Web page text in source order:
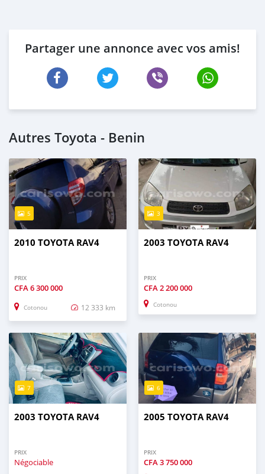
Partager une annonce avec vos amis!
Autres Toyota - Benin
5
2010 TOYOTA RAV4
PRIX
CFA6 300 000
Cotonou 12 333 km
3
2003 TOYOTA RAV4
PRIX
CFA2 200 000
Cotonou
7
2003 TOYOTA RAV4
PRIX
Négociable
6
2005 TOYOTA RAV4
PRIX
CFA3 750 000